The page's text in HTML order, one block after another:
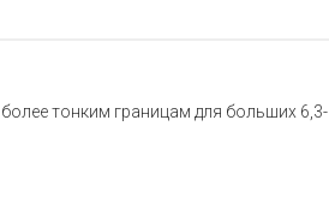
тонким границам для больших 6,3-